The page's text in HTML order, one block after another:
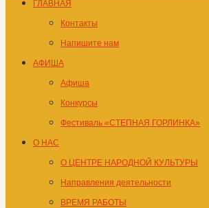
содержимому
ГЛАВНАЯ
Контакты
Напишите нам
АФИША
Афиша
Конкурсы
Фестиваль «СТЕПНАЯ ГОРЛИНКА»
О НАС
О ЦЕНТРЕ НАРОДНОЙ КУЛЬТУРЫ
Направления деятельности
ВРЕМЯ РАБОТЫ